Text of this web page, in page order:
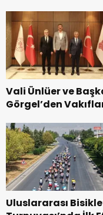
dönemin ön
başladı.
Vali Ünlüer ve
Görgel’den
ziyaret.
Uluslararası